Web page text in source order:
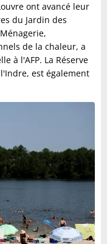
ont avancé leur
du Jardin des
de la chaleur, a
à l'AFP. La Réserve
est également